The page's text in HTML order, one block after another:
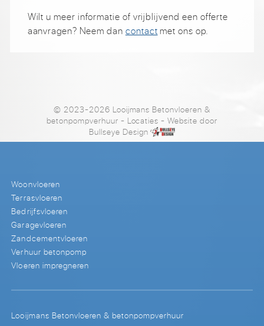
Wilt u meer informatie of vrijblijvend een offerte
aanvragen? Neem dan contactmet ons op.
© 2023-2026 Looijmans Betonvloeren &
betonpompverhuur - Locaties - Website door
Bullseye Design
Woonvloeren
Terrasvloeren
Bedrijfsvloeren
Garagevloeren
Zandcementvloeren
Verhuur betonpomp
Vloeren impregneren
Looijmans Betonvloeren & betonpompverhuur